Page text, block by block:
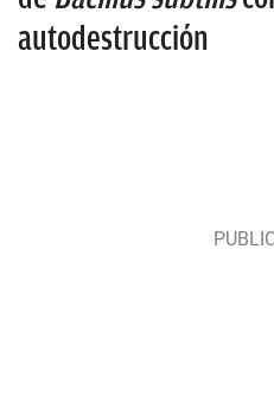
autodestrucción